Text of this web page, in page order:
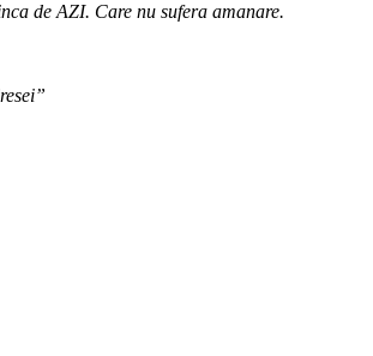
de AZI. Care nu sufera amanare.